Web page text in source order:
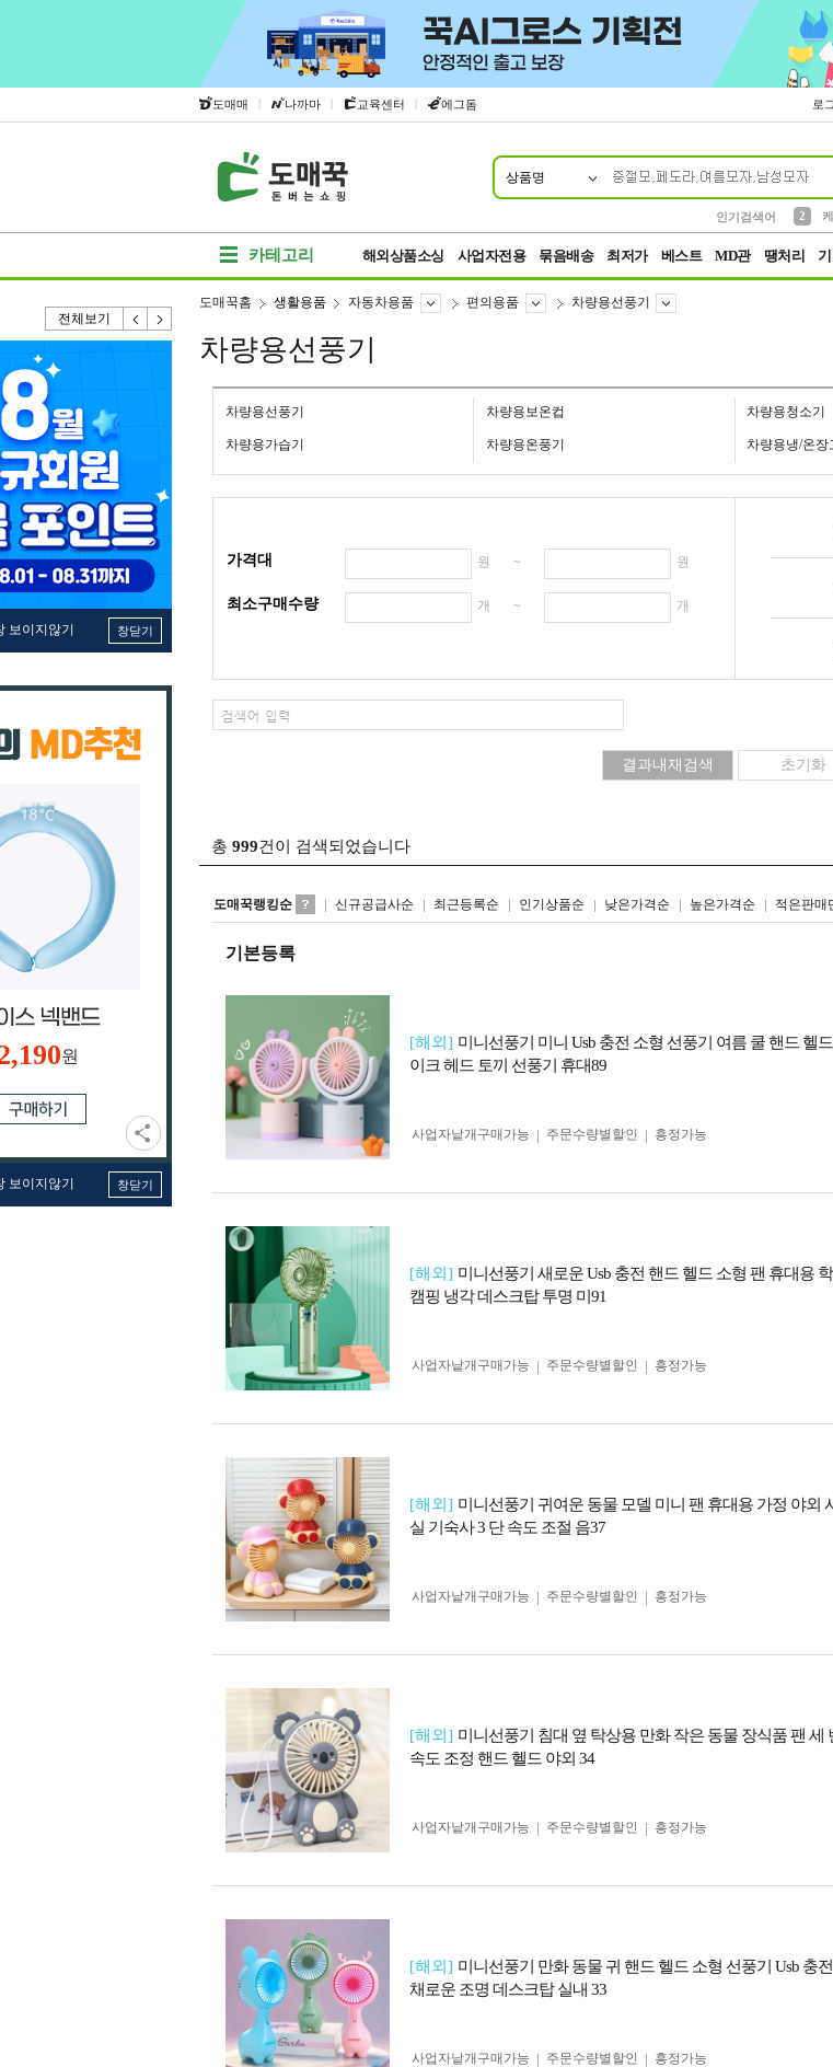
도매매 | 나까마 | 교육센터 | 에그돔 로
상품명
인기검색어
2
카테고리 해외상품소싱 사업자전용 묶음배송 최저가 베스트 MD관 땡처리
전체보기
보이지않기 창닫기
원
보이지않기 창닫기
도매꾹홈 생활용품 자동차용품 편의용품 차량용선풍기
차량용선풍기
차량용선풍기 차량용보온컵 차량용청소기
차량용가습기 차량용온풍기 차량용냉/온장
가격대 원 ~ 원
최소구매수량 개 ~ 개
총 999건이 검색되었습니다
도매꾹랭킹순 신규공급사순 최근등록순 인기상품순 낮은가격순 높은가격순 적은판매
리스트형갤러리형
기본등록
[해외] 미니선풍기 미니 Usb 충전 소형 선풍기 여름 쿨 핸드 헬드
이크 헤드 토끼 선풍기 휴대89
사업자 낱개구매가능 주문수량별할인 흥정가능
[해외] 미니선풍기 새로운 Usb 충전 핸드 헬드 소형 팬 휴대용
캠핑 냉각 데스크탑 투명 미91
사업자 낱개구매가능 주문수량별할인 흥정가능
[해외] 미니선풍기 귀여운 동물 모델 미니 팬 휴대용 가정 야외
실 기숙사 3 단 속도 조절 음37
사업자 낱개구매가능 주문수량별할인 흥정가능
[해외] 미니선풍기 침대 옆 탁상용 만화 작은 동물 장식품 팬 세
속도 조정 핸드 헬드 야외 34
사업자 낱개구매가능 주문수량별할인 흥정가능
[해외] 미니선풍기 만화 동물 귀 핸드 헬드 소형 선풍기 Usb 충
채로운 조명 데스크탑 실내 33
사업자 낱개구매가능 주문수량별할인 흥정가능